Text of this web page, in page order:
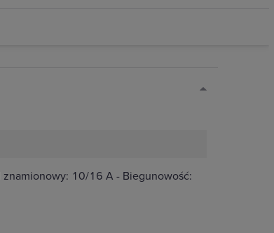
10/16 A - Biegunowość: